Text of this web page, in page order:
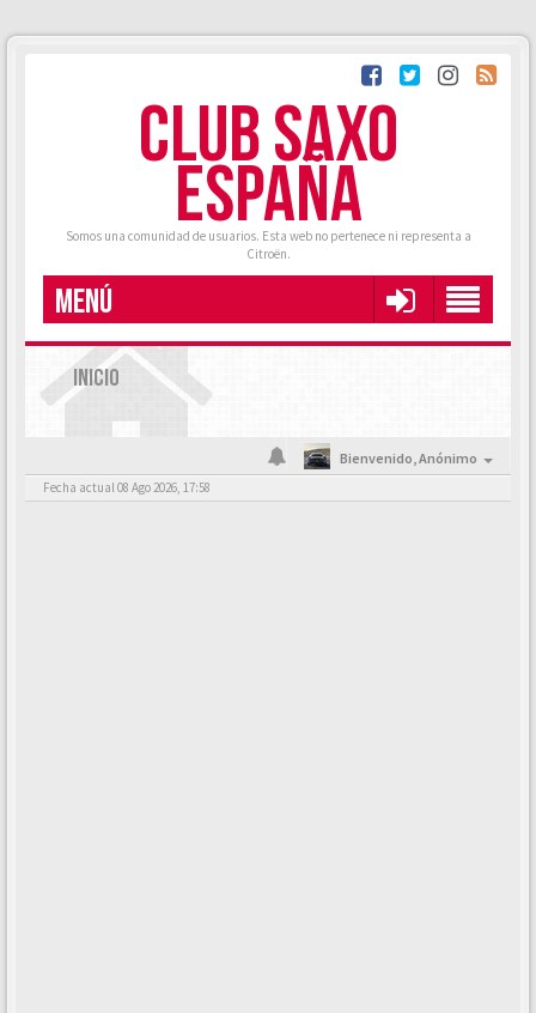
CLUB SAXO
ESPAÑA
Somos una comunidad de usuarios. Esta web no pertenece ni representa a
Citroën.
MENÚ
INICIO
Bienvenido,Anónimo
Fecha actual 08 Ago 2026, 17:58